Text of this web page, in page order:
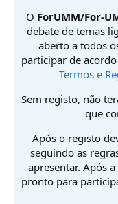
O ForUMM/For-
debate de temas
aberto a todos
participar de
Termos e
Sem registo, não
que
Após o registo
seguindo as
apresentar. Após
pronto para